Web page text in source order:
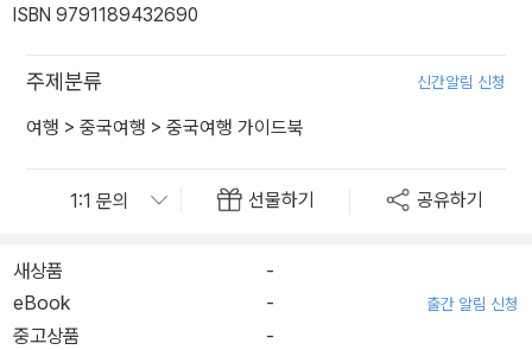
ISBN 9791189432690
주제분류 신간알림 신청
여행 > 중국여행 > 중국여행 가이드북
선물하기 공유하기
새상품
-
eBook
- 출간 알림 신청
중고상품 -